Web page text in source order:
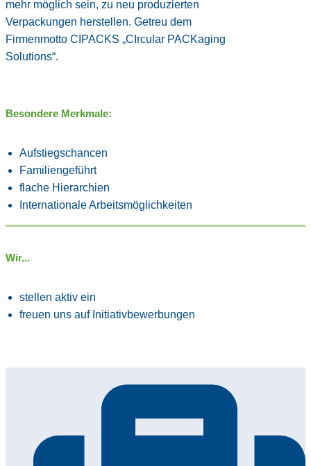
mehr möglich sein, zu neu produzierten
Verpackungen herstellen. Getreu dem
Firmenmotto CIPACKS „CIrcular PACKaging
Solutions“.
Besondere Merkmale:
Aufstiegschancen
Familiengeführt
flache Hierarchien
Internationale Arbeitsmöglichkeiten
Wir...
stellen aktiv ein
freuen uns auf Initiativbewerbungen